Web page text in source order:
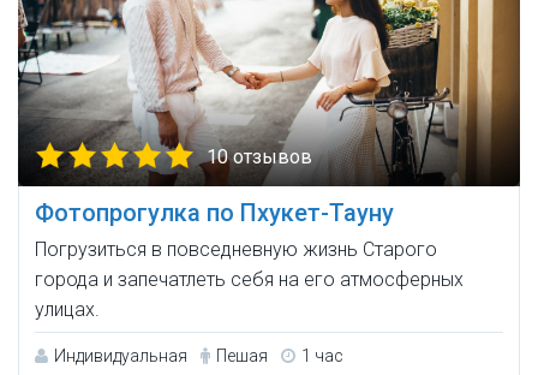
10 отзывов
Фотопрогулка по Пхукет-Тауну
Погрузиться в повседневную жизнь Старого
города и запечатлеть себя на его атмосферных
улицах.
Индивидуальная Пешая 1 час